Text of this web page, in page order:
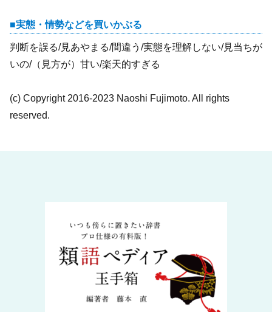
実態・情勢などを買いかぶる
判断を誤る/見あやまる/間違う/実態を理解しない/見当ちが
いの/（見方が）甘い/楽天的すぎる
(c) Copyright 2016-2023 Naoshi Fujimoto. All rights
reserved.